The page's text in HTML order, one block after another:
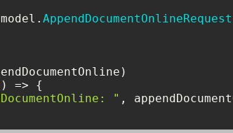
model. AppendDocumentOnlineRequest
) => {
" ,